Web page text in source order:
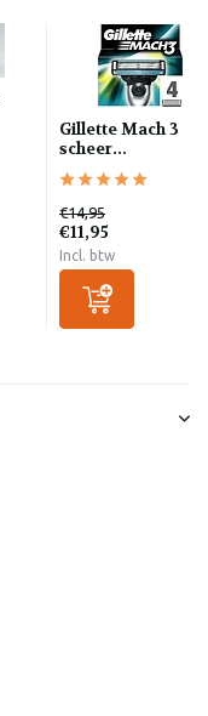
Gillette Mach 3
scheer...
€14,95
€11,95
Incl. btw